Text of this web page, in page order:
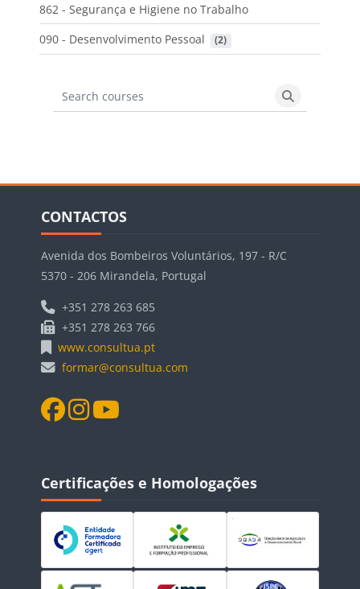
862 - Segurança e Higiene no Trabalho
090 - Desenvolvimento Pessoal
(2)
Search courses
Search
Blocos
CONTACTOS
Avenida dos Bombeiros Voluntários, 197 - R/C
5370 - 206 Mirandela, Portugal
+351 278 263 685
+351 278 263 766
www.consultua.pt
formar@consultua.com
Blocos
Certificações e Homologações